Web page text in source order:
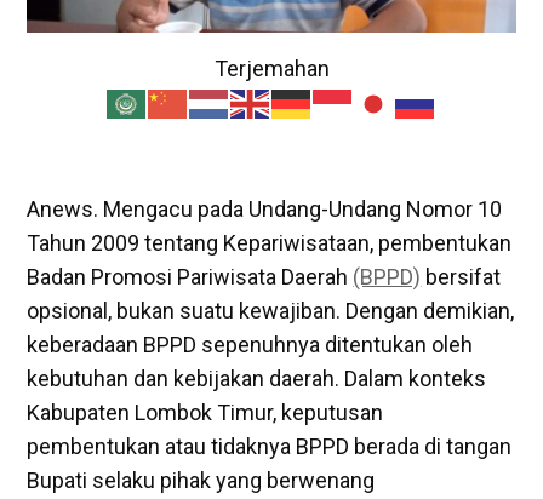
Terjemahan
Anews. Mengacu pada Undang-Undang Nomor 10
Tahun 2009 tentang Kepariwisataan, pembentukan
Badan Promosi Pariwisata Daerah (BPPD) bersifat
opsional, bukan suatu kewajiban. Dengan demikian,
keberadaan BPPD sepenuhnya ditentukan oleh
kebutuhan dan kebijakan daerah. Dalam konteks
Kabupaten Lombok Timur, keputusan
pembentukan atau tidaknya BPPD berada di tangan
Bupati selaku pihak yang berwenang